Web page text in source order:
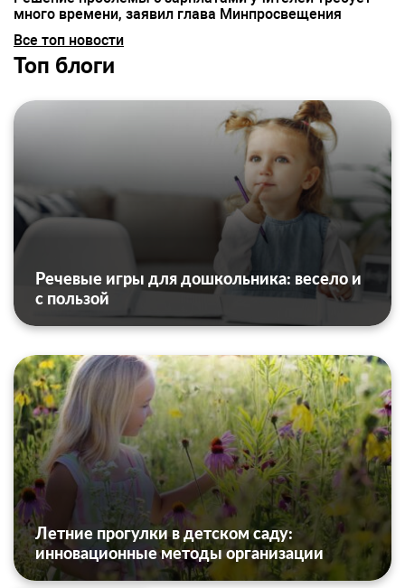
много времени, заявил глава Минпросвещения
Все топ новости
Топ блоги
Речевые игры для дошкольника: весело и
с пользой
Летние прогулки в детском саду:
инновационные методы организации